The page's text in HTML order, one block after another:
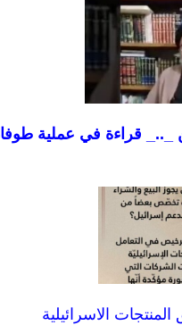
_.._ قراءة في عملية
الاسرائيلية